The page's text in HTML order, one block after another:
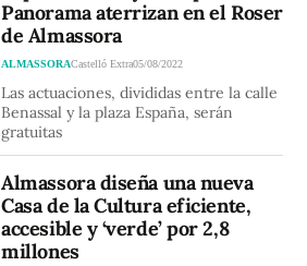
Panorama aterrizan en el Roser
de Almassora
ALMASSORACastelló Extra05/08/2022
Las actuaciones, divididas entre la calle
Benassal y la plaza España, serán
gratuitas
Almassora diseña una nueva
Casa de la Cultura eficiente,
accesible y ‘verde’ por 2,8
millones